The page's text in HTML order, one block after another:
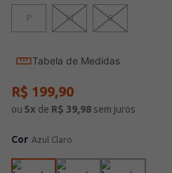
P M G
Tabela de Medidas
R$ 199,90
ou 5x de R$ 39,98 sem juros
Cor Azul Claro